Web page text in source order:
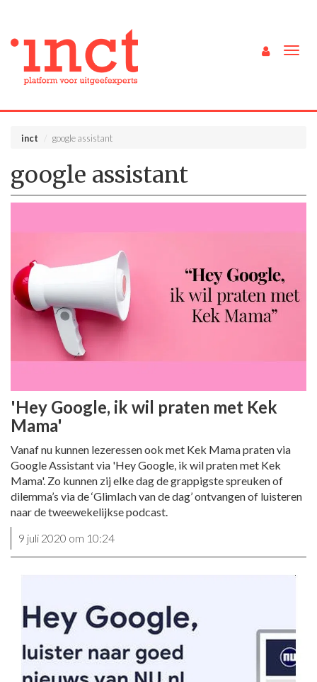
inct google assistant
google assistant
'Hey Google, ik wil praten met Kek
Mama'
Vanaf nu kunnen lezeressen ook met Kek Mama praten via
Google Assistant via 'Hey Google, ik wil praten met Kek
Mama'. Zo kunnen zij elke dag de grappigste spreuken of
dilemma’s via de ‘Glimlach van de dag’ ontvangen of luisteren
naar de tweewekelijkse podcast.
9 juli 2020 om 10:24